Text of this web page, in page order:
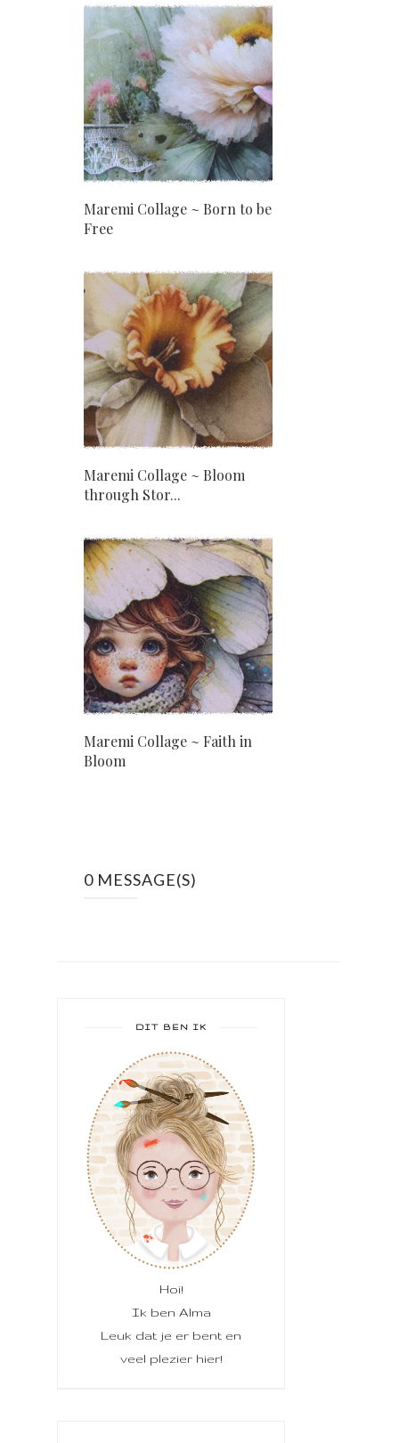
Maremi Collage ~ Born to be
Free
Maremi Collage ~ Bloom
through Stor...
Maremi Collage ~ Faith in
Bloom
0 MESSAGE(S)
DIT BEN IK
Hoi!
Ik ben Alma
Leuk dat je er bent en
veel plezier hier!